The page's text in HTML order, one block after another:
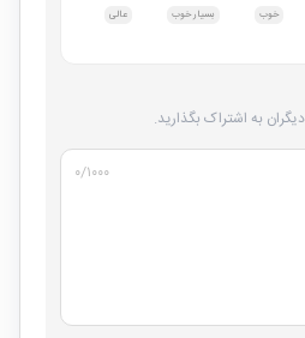
خوب بسیار خوب عالی
به اشتراک بگذارید.
۰/۱۰۰۰